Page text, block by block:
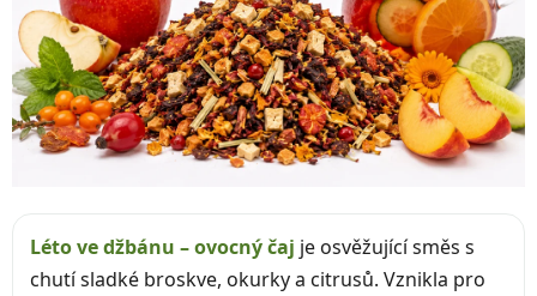
Léto ve džbánu – ovocný čaj je osvěžující směs s
chutí sladké broskve, okurky a citrusů. Vznikla pro